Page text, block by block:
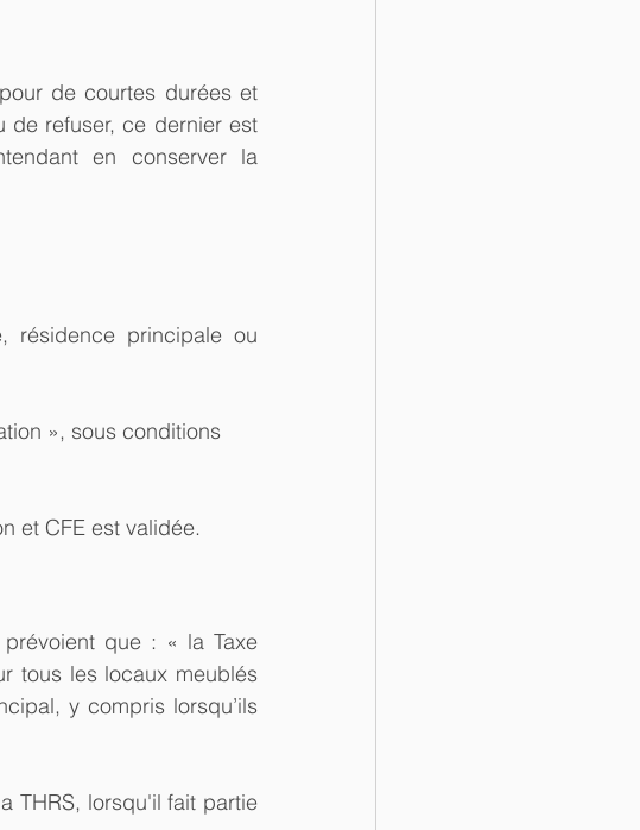
de courtes durées et
de refuser, ce dernier est
en conserver la
résidence principale ou
», sous conditions
et CFE est validée.
que : « la Taxe
tous les locaux meublés
y compris lorsqu’ils
THRS, lorsqu'il fait partie